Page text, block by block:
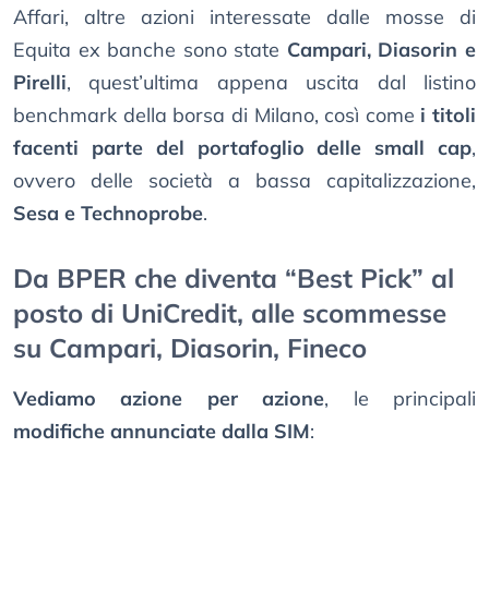
Affari, altre azioni interessate dalle mosse di
Equita ex banche sono state Campari, Diasorin e
Pirelli, quest’ultima appena uscita dal listino
benchmark della borsa di Milano, così come i titoli
facenti parte del portafoglio delle small cap,
ovvero delle società a bassa capitalizzazione,
Sesa e Technoprobe.
Da BPER che diventa “Best Pick” al
posto di UniCredit, alle scommesse
su Campari, Diasorin, Fineco
Vediamo azione per azione, le principali
modifiche annunciate dalla SIM: